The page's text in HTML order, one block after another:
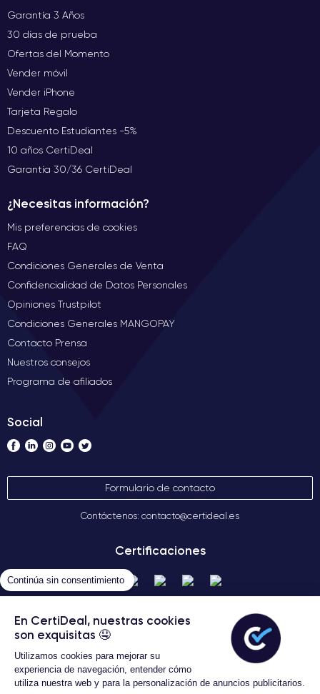
Continúa sin consentimiento
En CertiDeal, nuestras cookies
son exquisitas 🤤
Utilizamos cookies para mejorar su
experiencia de navegación, entender cómo
utiliza nuestra web y para la personalización de anuncios publicitarios.
Garantía 3 Años
30 días de prueba
Ofertas del Momento
Vender móvil
Vender iPhone
Tarjeta Regalo
Descuento Estudiantes -5%
10 años CertiDeal
Garantía 30/36 CertiDeal
¿Necesitas información?
Mis preferencias de cookies
FAQ
Condiciones Generales de Venta
Confidencialidad de Datos Personales
Opiniones Trustpilot
Condiciones Generales MANGOPAY
Contacto Prensa
Nuestros consejos
Programa de afiliados
Social
Formulario de contacto
Contáctenos: contacto@certideal.es
Certificaciones
Términos Generales de Venta